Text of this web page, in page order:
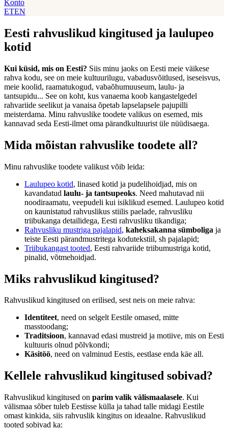
Konto
ETEN
Eesti rahvuslikud kingitused ja laulupeo
kotid
Kui küsid, mis on Eesti? Siis minu jaoks on Eesti meie väikese
rahva kodu, see on meie kultuurilugu, vabadusvõitlused, iseseisvus,
meie koolid, raamatukogud, vabaõhumuuseum, laulu- ja
tantsupidu... See on koht, kus vanaema koob kangastelgedel
rahvariide seelikut ja vanaisa õpetab lapselapsele pajupilli
meisterdama. Minu rahvuslike toodete valikus on esemed, mis
kannavad seda Eesti-ilmet oma pärandkultuurist üle nüüdisaega.
Mida mõistan rahvuslike toodete all?
Minu rahvuslike toodete valikust võib leida:
Laulupeo kotid, linased kotid ja pudelihoidjad, mis on
kavandatud laulu- ja tantsupeoks. Need mahutavad nii
noodiraamatu, veepudeli kui isiklikud esemed. Laulupeo kotid
on kaunistatud rahvuslikus stiilis paelade, rahvusliku
triibukanga detailidega, Eesti rahvusliku tikandiga;
Rahvusliku mustriga pajalapid, kaheksakanna sümboliga ja
teiste Eesti pärandmustritega kodutekstiil, sh pajalapid;
Triibukangast tooted, Eesti rahvariide triibumustriga kotid,
pinalid, võtmehoidjad.
Miks rahvuslikud kingitused?
Rahvuslikud kingitused on erilised, sest neis on meie rahva:
Identiteet, need on selgelt Eestile omased, mitte
masstoodang;
Traditsioon, kannavad edasi mustreid ja motiive, mis on Eesti
kultuuris olnud põlvkondi;
Käsitöö, need on valminud Eestis, eestlase enda käe all.
Kellele rahvuslikud kingitused sobivad?
Rahvuslikud kingitused on parim valik välismaalasele. Kui
välismaa sõber tuleb Eestisse külla ja tahad talle midagi Eestile
omast kinkida, siis rahvuslik kingitus on ideaalne. Rahvuslikud
tooted sobivad ka: